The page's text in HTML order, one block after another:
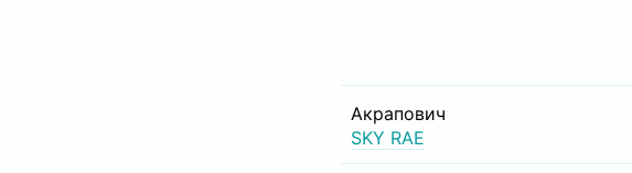
Акрапович
SKY RAE